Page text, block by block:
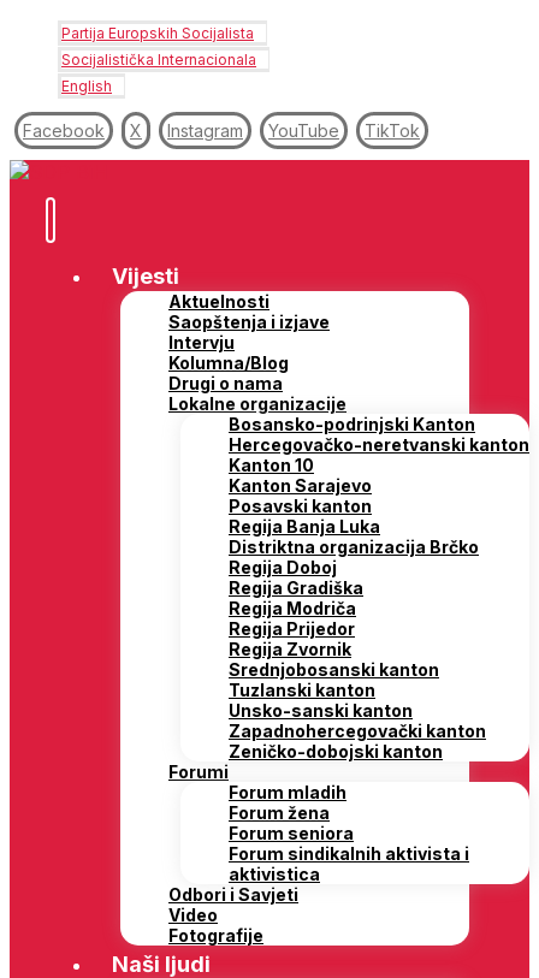
Partija Europskih Socijalista
Socijalistička Internacionala
English
Facebook X Instagram YouTube TikTok
Vijesti
Aktuelnosti
Saopštenja i izjave
Intervju
Kolumna/Blog
Drugi o nama
Lokalne organizacije
Bosansko-podrinjski Kanton
Hercegovačko-neretvanski kanton
Kanton 10
Kanton Sarajevo
Posavski kanton
Regija Banja Luka
Distriktna organizacija Brčko
Regija Doboj
Regija Gradiška
Regija Modriča
Regija Prijedor
Regija Zvornik
Srednjobosanski kanton
Tuzlanski kanton
Unsko-sanski kanton
Zapadnohercegovački kanton
Zeničko-dobojski kanton
Forumi
Forum mladih
Forum žena
Forum seniora
Forum sindikalnih aktivista i
aktivistica
Odbori i Savjeti
Video
Fotografije
Naši ljudi